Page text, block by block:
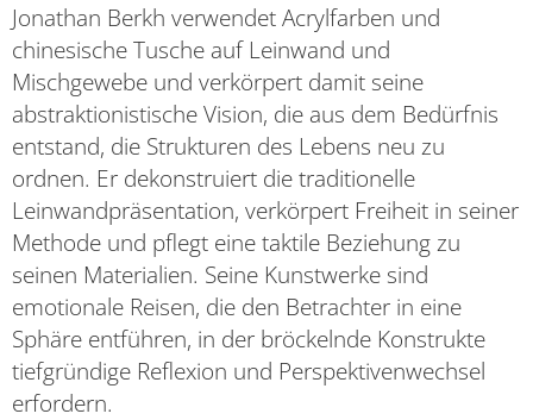
Jonathan Berkh verwendet Acrylfarben und
chinesische Tusche auf Leinwand und
Mischgewebe und verkörpert damit seine
abstraktionistische Vision, die aus dem Bedürfnis
entstand, die Strukturen des Lebens neu zu
ordnen. Er dekonstruiert die traditionelle
Leinwandpräsentation, verkörpert Freiheit in seiner
Methode und pflegt eine taktile Beziehung zu
seinen Materialien. Seine Kunstwerke sind
emotionale Reisen, die den Betrachter in eine
Sphäre entführen, in der bröckelnde Konstrukte
tiefgründige Reflexion und Perspektivenwechsel
erfordern.